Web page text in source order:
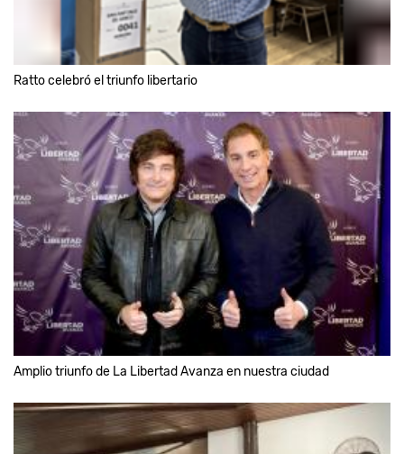
Ratto celebró el triunfo libertario
Amplio triunfo de La Libertad Avanza en nuestra ciudad